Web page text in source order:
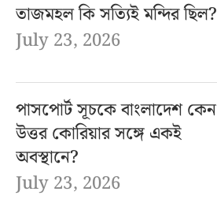
তাজমহল কি সত্যিই মন্দির ছিল?
July 23, 2026
পাসপোর্ট সূচকে বাংলাদেশ কেন
উত্তর কোরিয়ার সঙ্গে একই
অবস্থানে?
July 23, 2026